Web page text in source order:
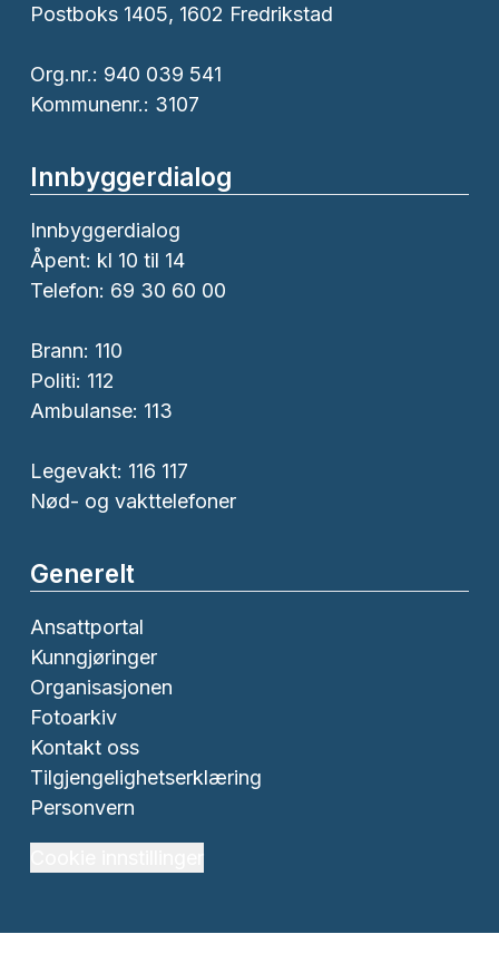
Postboks 1405, 1602 Fredrikstad
Org.nr.: 940 039 541
Kommunenr.: 3107
Innbyggerdialog
Innbyggerdialog
Åpent: kl 10 til 14
Telefon: 69 30 60 00
Brann: 110
Politi: 112
Ambulanse: 113
Legevakt: 116 117
Nød- og vakttelefoner
Generelt
Ansattportal
Kunngjøringer
Organisasjonen
Fotoarkiv
Kontakt oss
Tilgjengelighetserklæring
Personvern